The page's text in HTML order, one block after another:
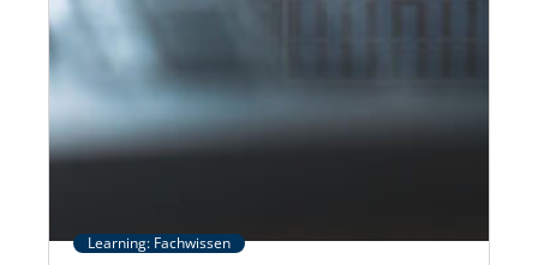
Learning: Fachwissen